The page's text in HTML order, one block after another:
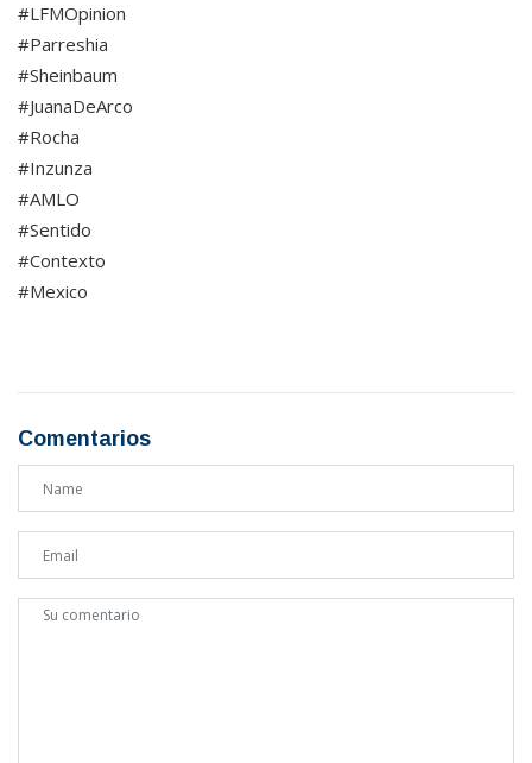
#LFMOpinion
#Parreshia
#Sheinbaum
#JuanaDeArco
#Rocha
#Inzunza
#AMLO
#Sentido
#Contexto
#Mexico
Comentarios